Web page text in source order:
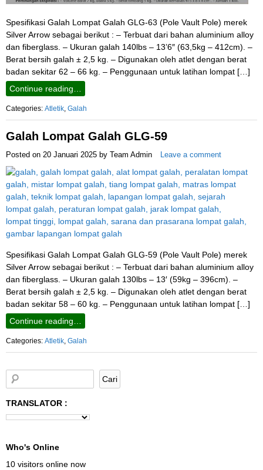
Spesifikasi Galah Lompat Galah GLG-63 (Pole Vault Pole) merek
Silver Arrow sebagai berikut : – Terbuat dari bahan aluminium alloy
dan fiberglass. – Ukuran galah 140lbs – 13’6″ (63,5kg – 412cm). –
Berat bersih galah ± 2,5 kg. – Digunakan oleh atlet dengan berat
badan sekitar 62 – 66 kg. – Penggunaan untuk latihan lompat […]
Continue reading…
Categories: Atletik, Galah
Galah Lompat Galah GLG-59
Posted on 20 Januari 2025 by Team Admin Leave a comment
Spesifikasi Galah Lompat Galah GLG-59 (Pole Vault Pole) merek
Silver Arrow sebagai berikut : – Terbuat dari bahan aluminium alloy
dan fiberglass. – Ukuran galah 130lbs – 13′ (59kg – 396cm). –
Berat bersih galah ± 2,5 kg. – Digunakan oleh atlet dengan berat
badan sekitar 58 – 60 kg. – Penggunaan untuk latihan lompat […]
Continue reading…
Categories: Atletik Galah
TRANSLATOR :
Who's Online
10 visitors online now